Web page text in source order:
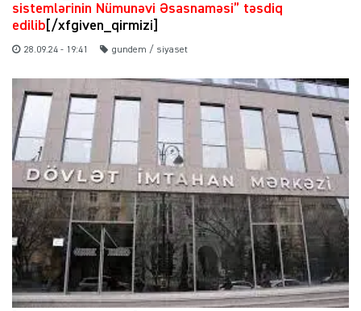
sistemlərinin Nümunəvi Əsasnaməsi” təsdiq
edilib [/xfgiven_qirmizi]
28.09.24 - 19:41 gundem / siyaset